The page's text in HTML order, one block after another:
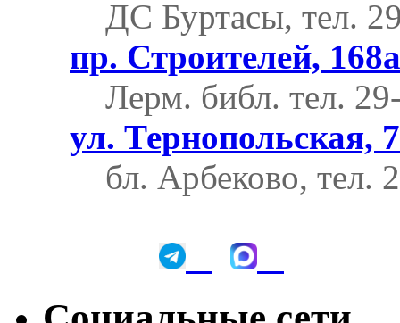
ДС Буртасы, тел.
пр. Строителей, 168а
Лерм. библ. тел.
ул. Тернопольская, 7
бл. Арбеково, тел.